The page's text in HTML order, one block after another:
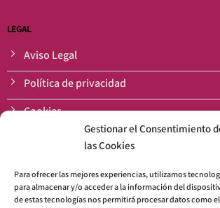
Gestionar el Consentimiento
las Cookies
Para ofrecer las mejores experiencias, utilizamos
para almacenar y/o acceder a la información del
de estas tecnologías nos permitirá procesar datos como
LEGAL
Aviso Legal
Política de privacidad
Cookies
Condiciones de Venta
Normativa semillas
Prohibida la venta de semillas a menores de